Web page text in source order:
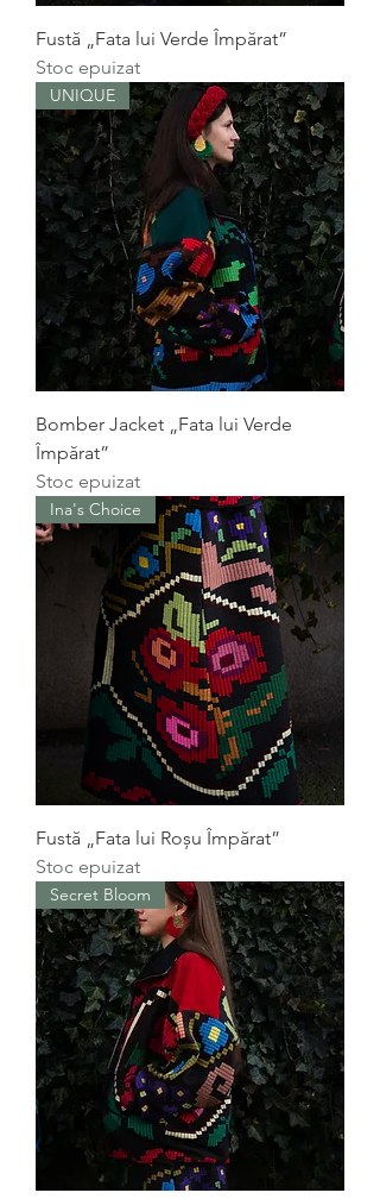
Fustă „Fata lui Verde Împărat”
Stoc epuizat
UNIQUE
Bomber Jacket „Fata lui Verde
Împărat”
Stoc epuizat
Ina's Choice
Fustă „Fata lui Roșu Împărat”
Stoc epuizat
Secret Bloom